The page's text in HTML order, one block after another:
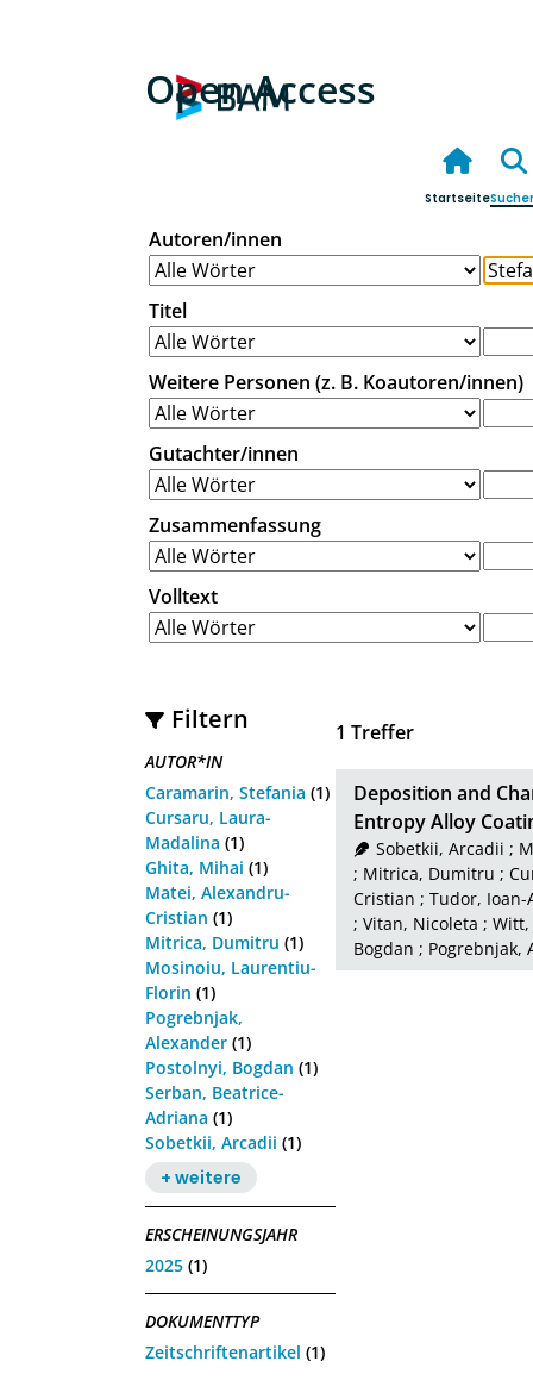
Open Access
Startseite
Autoren/innen
Titel
Weitere Personen (z. B. Koautoren/innen)
Gutachter/innen
Zusammenfassung
Volltext
Filtern
AUTOR*IN
Caramarin, Stefania (1)
Cursaru, Laura-
Madalina (1)
Ghita, Mihai (1)
Matei, Alexandru-
Cristian (1)
Mitrica, Dumitru (1)
Mosinoiu, Laurentiu-
Florin (1)
Pogrebnjak,
Alexander (1)
Postolnyi, Bogdan (1)
Serban, Beatrice-
Adriana (1)
Sobetkii, Arcadii (1)
+ weitere
ERSCHEINUNGSJAHR
2025 (1)
DOKUMENTTYP
Zeitschriftenartikel (1)
1 Treffer
Deposition and
Entropy Alloy
Sobetkii, Arcadii ;
; Mitrica, Dumitru ;
Cristian ; Tudor, Ioan-
; Vitan, Nicoleta ; Witt,
Bogdan ; Pogrebnjak,